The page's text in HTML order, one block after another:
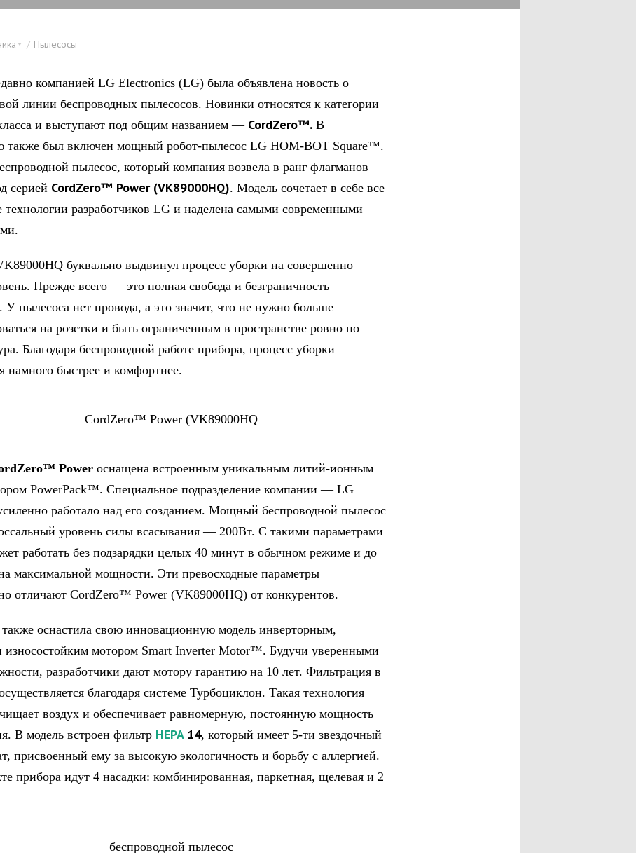
Пылесосы
компанией LG Electronics (LG) была объявлена новость о
линии беспроводных пылесосов. Новинки относятся к категории
и выступают под общим названием — CordZero™. В
также был включен мощный робот-пылесос LG HOM-BOT Square™.
пылесос, который компания возвела в ранг флагманов
серией CordZero™ Power (VK89000HQ). Модель сочетает в себе все
технологии разработчиков LG и наделена самыми современными
буквально выдвинул процесс уборки на совершенно
Прежде всего — это полная свобода и безграничность
пылесоса нет провода, а это значит, что не нужно больше
на розетки и быть ограниченным в пространстве ровно по
Благодаря беспроводной работе прибора, процесс уборки
намного быстрее и комфортнее.
Power оснащена встроенным уникальным литий-ионным
PowerPack™. Специальное подразделение компании — LG
работало над его созданием. Мощный беспроводной пылесос
уровень силы всасывания — 200Вт. С такими параметрами
работать без подзарядки целых 40 минут в обычном режиме и до
максимальной мощности. Эти превосходные параметры
отличают CordZero™ Power (VK89000HQ) от конкурентов.
оснастила свою инновационную модель инверторным,
мотором Smart Inverter Motor™. Будучи уверенными
разработчики дают мотору гарантию на 10 лет. Фильтрация в
благодаря системе Турбоциклон. Такая технология
воздух и обеспечивает равномерную, постоянную мощность
В модель встроен фильтр HEPA 14, который имеет 5-ти звездочный
присвоенный ему за высокую экологичность и борьбу с аллергией.
прибора идут 4 насадки: комбинированная, паркетная, щелевая и 2